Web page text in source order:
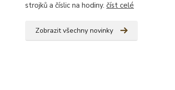
strojků a číslic na hodiny. číst celé
Zobrazit všechny novinky